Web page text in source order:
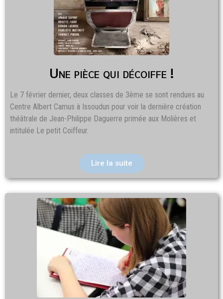
Une pièce qui décoiffe !
Le 7 février dernier, deux classes de 3ème se sont rendues au
Centre Albert Camus à Issoudun pour voir la dernière création
théâtrale de Jean-Philippe Daguerre primée aux Molières et
intitulée Le petit Coiffeur.
Lire la suite